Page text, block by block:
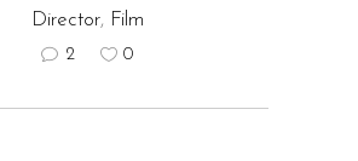
Director, Film
2 0